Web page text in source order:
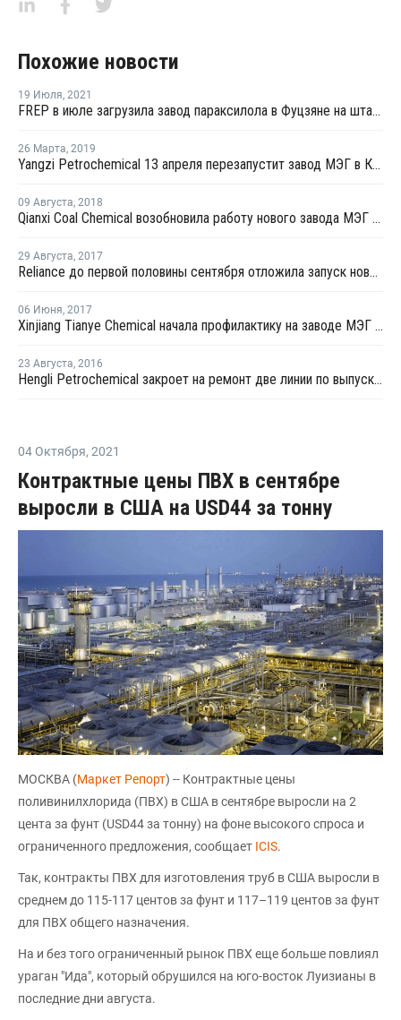
Похожие новости
19 Июля, 2021
FREP в июле загрузила завод параксилола в Фуцзяне на штатном уровне
26 Марта, 2019
Yangzi Petrochemical 13 апреля перезапустит завод МЭГ в Китае после планового ремонта
09 Августа, 2018
Qianxi Coal Chemical возобновила работу нового завода МЭГ в Цяньси после профилактики
29 Августа, 2017
Reliance до первой половины сентября отложила запуск нового завода МЭГ в Джамнагаре
06 Июня, 2017
Xinjiang Tianye Chemical начала профилактику на заводе МЭГ в Китае
23 Августа, 2016
Hengli Petrochemical закроет на ремонт две линии по выпуску ТФК в сентябре-октябре
04 Октября, 2021
Контрактные цены ПВХ в сентябре
выросли в США на USD44 за тонну
МОСКВА (Маркет Репорт) -- Контрактные цены
поливинилхлорида (ПВХ) в США в сентябре выросли на 2
цента за фунт (USD44 за тонну) на фоне высокого спроса и
ограниченного предложения, сообщает ICIS.
Так, контракты ПВХ для изготовления труб в США выросли в
среднем до 115-117 центов за фунт и 117–119 центов за фунт
для ПВХ общего назначения.
На и без того ограниченный рынок ПВХ еще больше повлиял
ураган "Ида", который обрушился на юго-восток Луизианы в
последние дни августа.